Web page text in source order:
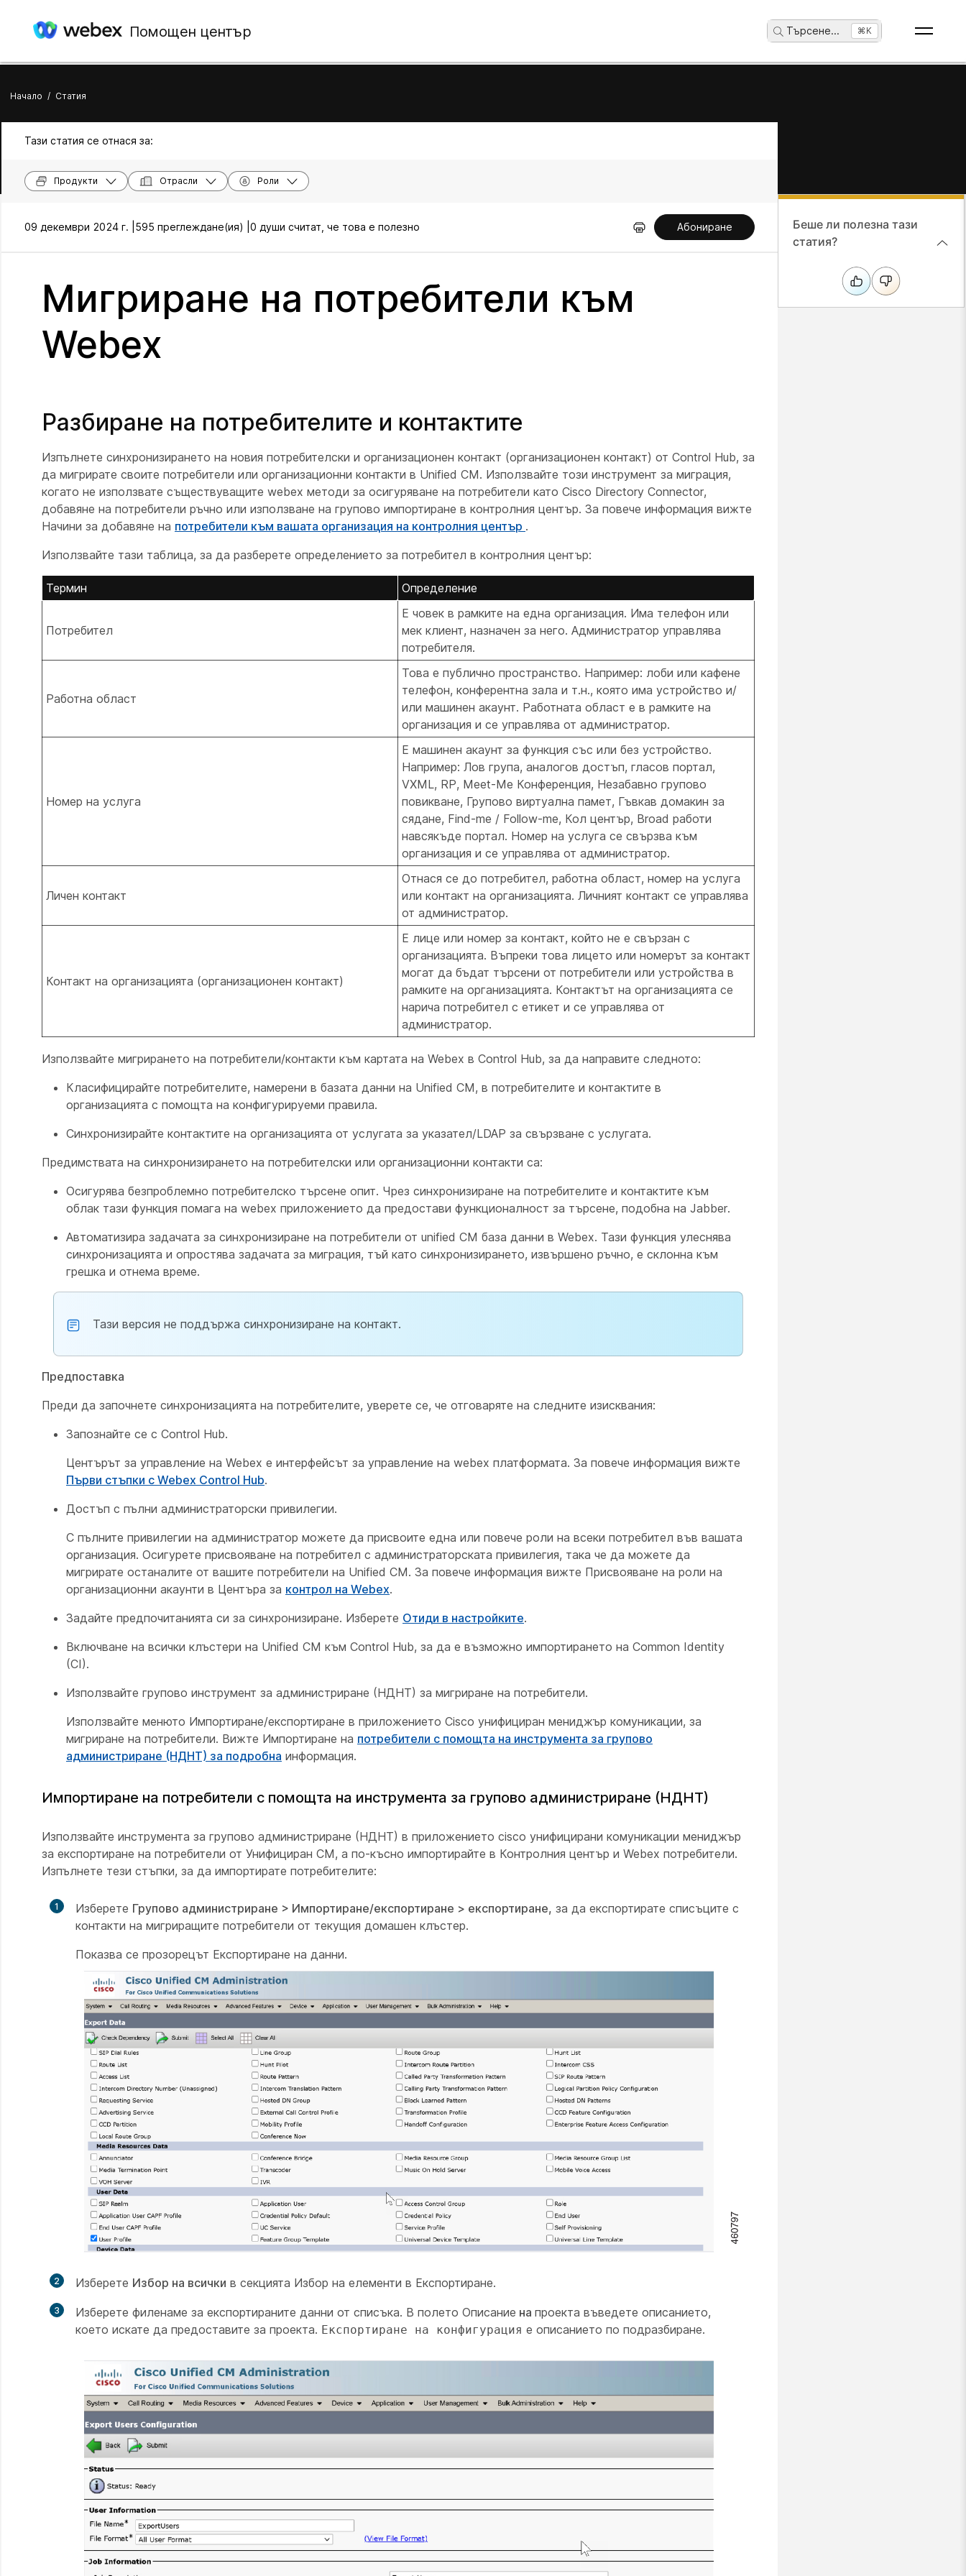
Помощен център Търсене... ⌘K
Начало / Статия
Тази статия се отнася за:
Продукти Отрасли Роли
09 декември 2024 г. | 595 преглеждане(ия) | 0 души считат, че това е полезно Абониране
Мигриране на потребители към
Webex
Разбиране на потребителите и контактите
Изпълнете синхронизирането на новия потребителски и организационен контакт (организационен контакт) от Control Hub, за
да мигрирате своите потребители или организационни контакти в Unified CM. Използвайте този инструмент за миграция,
когато не използвате съществуващите webex методи за осигуряване на потребители като Cisco Directory Connector,
добавяне на потребители ръчно или използване на групово импортиране в контролния център. За повече информация вижте
Начини за добавяне на потребители към вашата организация на контролния център .
Използвайте тази таблица, за да разберете определението за потребител в контролния център:
Термин Определение
Потребител
Е човек в рамките на една организация. Има телефон или
мек клиент, назначен за него. Администратор управлява
потребителя.
Работна област
Това е публично пространство. Например: лоби или кафене
телефон, конферентна зала и т.н., която има устройство и/
или машинен акаунт. Работната област е в рамките на
организация и се управлява от администратор.
Номер на услуга
Е машинен акаунт за функция със или без устройство.
Например: Лов група, аналогов достъп, гласов портал,
VXML, RP, Meet-Me Конференция, Незабавно групово
повикване, Групово виртуална памет, Гъвкав домакин за
сядане, Find-me / Follow-me, Кол център, Broad работи
навсякъде портал. Номер на услуга се свързва към
организация и се управлява от администратор.
Личен контакт
Отнася се до потребител, работна област, номер на услуга
или контакт на организацията. Личният контакт се управлява
от администратор.
Контакт на организацията (организационен контакт)
Е лице или номер за контакт, който не е свързан с
организацията. Въпреки това лицето или номерът за контакт
могат да бъдат търсени от потребители или устройства в
рамките на организацията. Контактът на организацията се
нарича потребител с етикет и се управлява от
администратор.
Използвайте мигрирането на потребители/контакти към картата на Webex в Control Hub, за да направите следното:
Класифицирайте потребителите, намерени в базата данни на Unified CM, в потребителите и контактите в
организацията с помощта на конфигурируеми правила.
Синхронизирайте контактите на организацията от услугата за указател/LDAP за свързване с услугата.
Предимствата на синхронизирането на потребителски или организационни контакти са:
Осигурява безпроблемно потребителско търсене опит. Чрез синхронизиране на потребителите и контактите към
облак тази функция помага на webex приложението да предостави функционалност за търсене, подобна на Jabber.
Автоматизира задачата за синхронизиране на потребители от unified CM база данни в Webex. Тази функция улеснява
синхронизацията и опростява задачата за миграция, тъй като синхронизирането, извършено ръчно, е склонна към
грешка и отнема време.
Тази версия не поддържа синхронизиране на контакт.
Предпоставка
Преди да започнете синхронизацията на потребителите, уверете се, че отговаряте на следните изисквания:
Запознайте се с Control Hub.
Центърът за управление на Webex е интерфейсът за управление на webex платформата. За повече информация вижте
Първи стъпки с Webex Control Hub.
Достъп с пълни администраторски привилегии.
С пълните привилегии на администратор можете да присвоите една или повече роли на всеки потребител във вашата
организация. Осигурете присвояване на потребител с администраторската привилегия, така че да можете да
мигрирате останалите от вашите потребители на Unified CM. За повече информация вижте Присвояване на роли на
организационни акаунти в Центъра за контрол на Webex.
Задайте предпочитанията си за синхронизиране. Изберете Отиди в настройките.
Включване на всички клъстери на Unified CM към Control Hub, за да е възможно импортирането на Common Identity
(CI).
Използвайте групово инструмент за администриране (НДНТ) за мигриране на потребители.
Използвайте менюто Импортиране/експортиране в приложението Cisco унифициран мениджър комуникации, за
мигриране на потребители. Вижте Импортиране на потребители с помощта на инструмента за групово
администриране (НДНТ) за подробна информация.
Импортиране на потребители с помощта на инструмента за групово администриране (НДНТ)
Използвайте инструмента за групово администриране (НДНТ) в приложението cisco унифицирани комуникации мениджър
за експортиране на потребители от Унифициран CM, а по-късно импортирайте в Контролния център и Webex потребители.
Изпълнете тези стъпки, за да импортирате потребителите:
1 Изберете Групово администриране > Импортиране/експортиране > експортиране, за да експортирате списъците с
контакти на мигриращите потребители от текущия домашен клъстер.
Показва се прозорецът Експортиране на данни.
2 Изберете Избор на всички в секцията Избор на елементи в Експортиране.
3 Изберете филенаме за експортираните данни от списъка. В полето Описание на проекта въведете описанието,
което искате да предоставите за проекта. Експортиране на конфигурация е описанието по подразбиране.
Беше ли полезна тази
статия?